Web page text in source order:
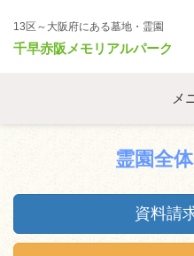
13区～大阪府にある墓地・霊園
千早赤阪メモリアルパーク
メ
霊園全
資料請